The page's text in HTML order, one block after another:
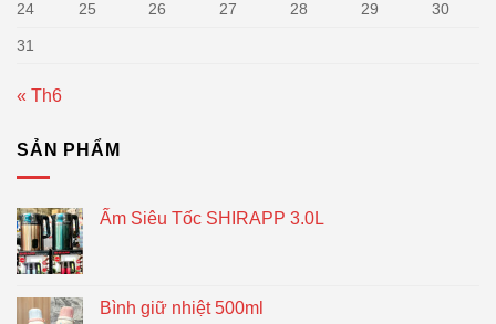
24 25 26 27 28 29 30
31
« Th6
SẢN PHẨM
Ấm Siêu Tốc SHIRAPP 3.0L
Bình giữ nhiệt 500ml